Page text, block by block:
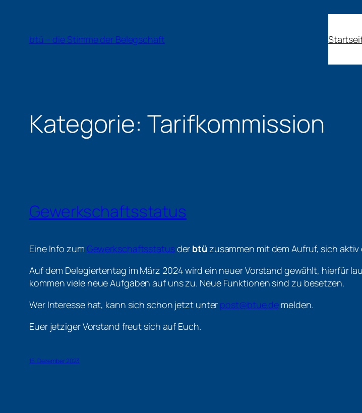
springenbtü – die Stimme der Belegschaft
Kategorie: Tarifkommission
Gewerkschaftsstatus
Eine Info zum Gewerkschaftsstatusder btü zusammen mit dem Aufruf, sich
Auf dem Delegiertentag im März 2024 wird ein neuer Vorstand gewählt, hierfür
kommen viele neue Aufgaben auf uns zu. Neue Funktionen sind zu besetzen.
Wer Interesse hat, kann sich schon jetzt unter post@btue.de melden.
Euer jetziger Vorstand freut sich auf Euch.
15. Dezember 2023